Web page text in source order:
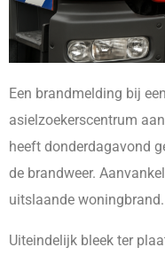
Een brandmelding bij
asielzoekerscentrum
heeft donderdagavond
de brandweer.
uitslaande woningbrand.
Uiteindelijk bleek ter